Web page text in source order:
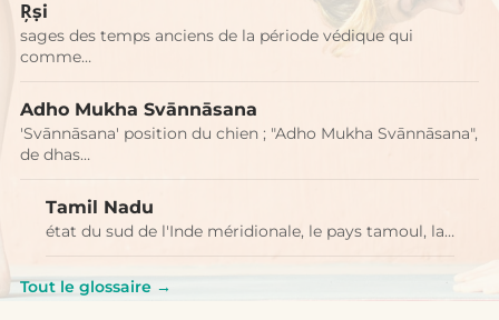
Ŗṣi
sages des temps anciens de la période védique qui
comme…
Adho Mukha Svānnāsana
'Svānnāsana' position du chien ; "Adho Mukha Svānnāsana",
de dhas…
Tamil Nadu
état du sud de l'Inde méridionale, le pays tamoul, la…
Tout le glossaire →